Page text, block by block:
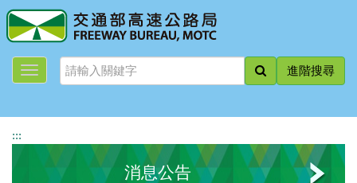
跳
到
主
進階搜尋
:::
消息公告